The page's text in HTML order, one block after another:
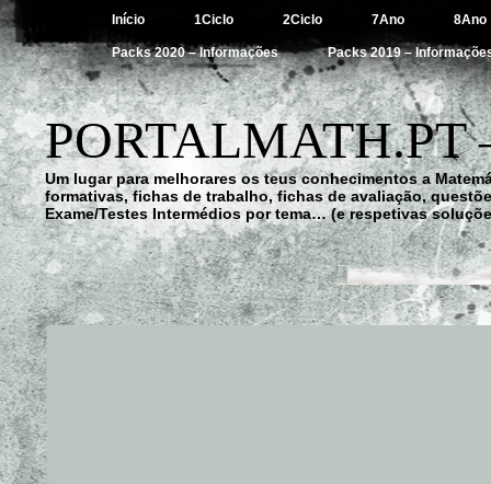
Início 1Ciclo 2Ciclo 7Ano 8Ano
Packs 2020 – Informações Packs 2019 –
Um lugar para melhorares os teus conhecimentos a
formativas, fichas de trabalho, fichas de avaliação,
Exame/Testes Intermédios por tema… (e respetivas